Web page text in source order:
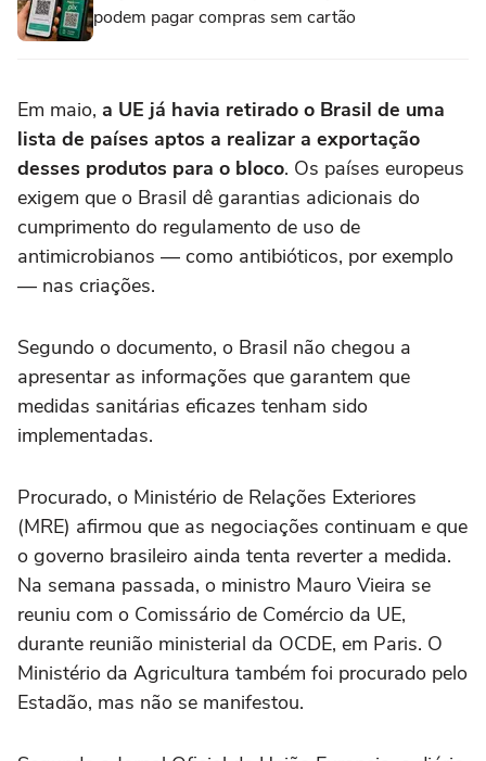
podem pagar compras sem cartão
Em maio, a UE já havia retirado o Brasil de uma
lista de países aptos a realizar a exportação
desses produtos para o bloco. Os países europeus
exigem que o Brasil dê garantias adicionais do
cumprimento do regulamento de uso de
antimicrobianos — como antibióticos, por exemplo
— nas criações.
Segundo o documento, o Brasil não chegou a
apresentar as informações que garantem que
medidas sanitárias eficazes tenham sido
implementadas.
Procurado, o Ministério de Relações Exteriores
(MRE) afirmou que as negociações continuam e que
o governo brasileiro ainda tenta reverter a medida.
Na semana passada, o ministro Mauro Vieira se
reuniu com o Comissário de Comércio da UE,
durante reunião ministerial da OCDE, em Paris. O
Ministério da Agricultura também foi procurado pelo
Estadão, mas não se manifestou.